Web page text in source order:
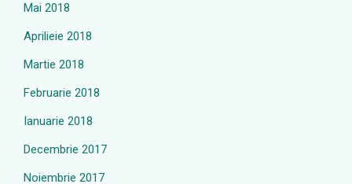
Mai 2018
Aprilieie 2018
Martie 2018
Februarie 2018
Ianuarie 2018
Decembrie 2017
Noiembrie 2017